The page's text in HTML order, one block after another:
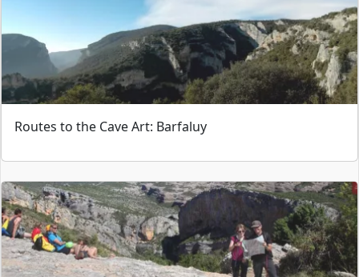
Routes to the Cave Art: Barfaluy